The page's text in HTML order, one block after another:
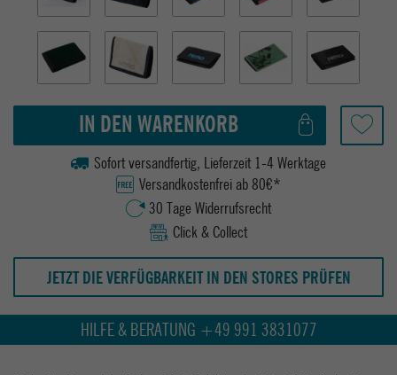
IN DEN WARENKORB
Sofort versandfertig, Lieferzeit 1-4 Werktage
Versandkostenfrei ab 80€*
30 Tage Widerrufsrecht
Click & Collect
JETZT DIE VERFÜGBARKEIT IN DEN STORES PRÜFEN
HILFE & BERATUNG +49 991 3831077